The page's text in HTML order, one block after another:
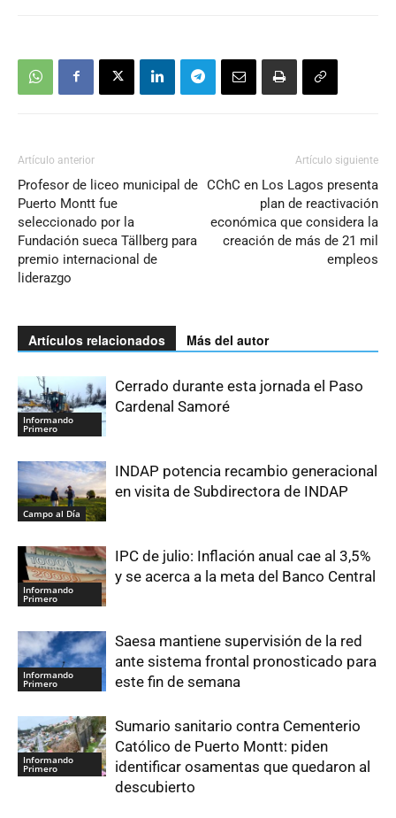
Artículo anterior
Profesor de liceo municipal de
Puerto Montt fue
seleccionado por la
Fundación sueca Tällberg para
premio internacional de
liderazgo
Artículo siguiente
CChC en Los Lagos presenta
plan de reactivación
económica que considera la
creación de más de 21 mil
empleos
Artículos relacionados Más del autor
Informando
Primero
Cerrado durante esta jornada el Paso
Cardenal Samoré
Campo al Día
INDAP potencia recambio generacional
en visita de Subdirectora de INDAP
Informando
Primero
IPC de julio: Inflación anual cae al 3,5%
y se acerca a la meta del Banco Central
Informando
Primero
Saesa mantiene supervisión de la red
ante sistema frontal pronosticado para
este fin de semana
Informando
Primero
Sumario sanitario contra Cementerio
Católico de Puerto Montt: piden
identificar osamentas que quedaron al
descubierto